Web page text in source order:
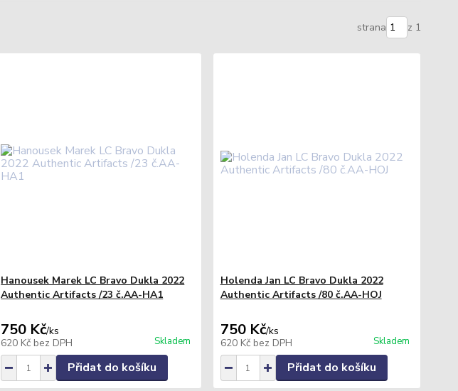
strana z 1
Hanousek Marek LC Bravo Dukla 2022
Authentic Artifacts /23 č.AA-HA1
750 Kč/ks
620 Kč bez DPH Skladem
Přidat do košíku
Holenda Jan LC Bravo Dukla 2022
Authentic Artifacts /80 č.AA-HOJ
750 Kč/ks
620 Kč bez DPH Skladem
Přidat do košíku